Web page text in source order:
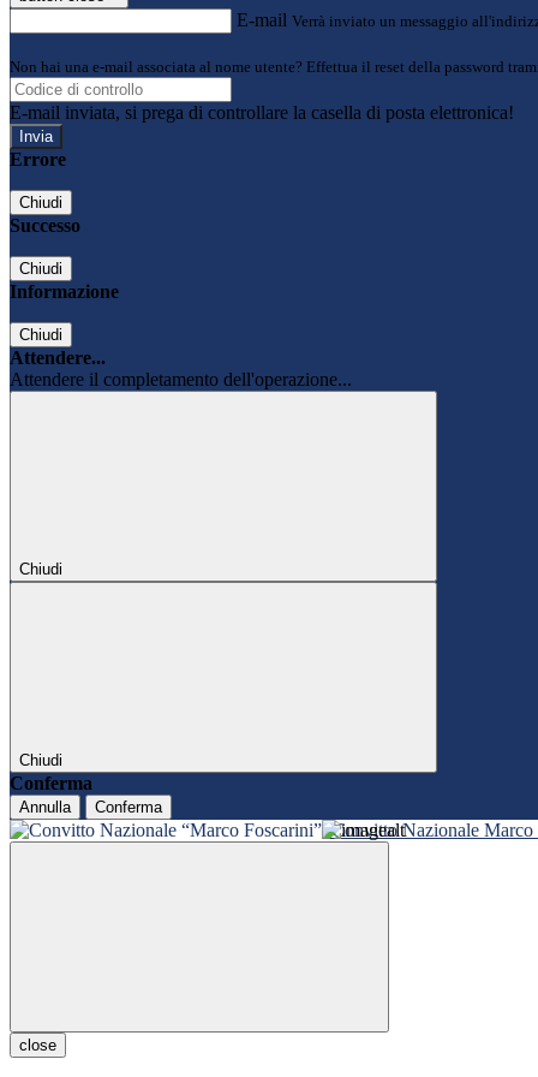
E-mail Verrà inviato un messaggio
Non hai una e-mail associata al nome utente? Effettua il reset della password
E-mail inviata, si prega di controllare la casella di posta elettronica!
Errore
Chiudi
Successo
Chiudi
Informazione
Chiudi
Attendere...
Attendere il completamento dell'operazione...
Chiudi
Chiudi
Conferma
Annulla Conferma
Convitto Nazionale Marco
close